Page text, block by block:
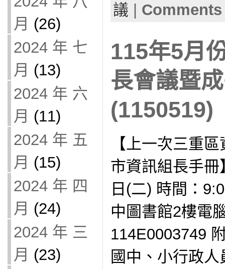
月 (26)
2024 年 七
月 (13)
2024 年 六
月 (11)
2024 年 五
月 (15)
2024 年 四
月 (24)
2024 年 三
月 (23)
議
115年5月
長會議暨
(1150519)
【上一次三重
市資訊組長手
日(二) 時間：
中圖書館2樓電
114E0003749
國中、小行政